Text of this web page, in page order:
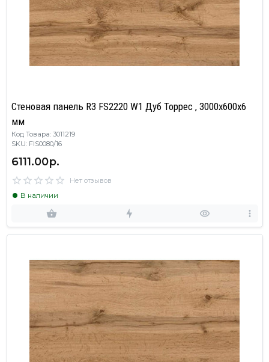
Стеновая панель R3 FS2220 W1 Дуб Торрес , 3000х600х6
мм
Код Товара: 3011219
SKU: FIS0080/16
6111.00р.
Нет отзывов
В наличии